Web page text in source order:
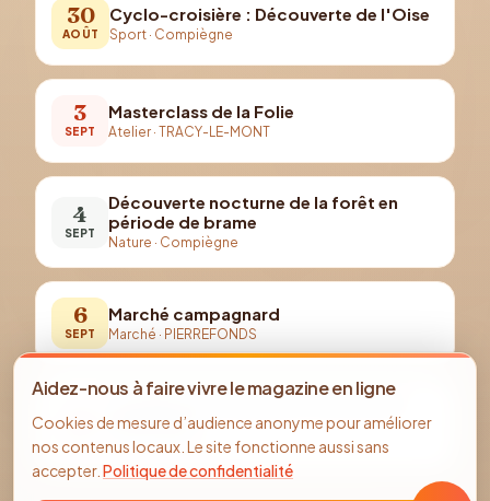
30
AOÛT
Cyclo-croisière : Découverte de l'Oise
Sport · Compiègne
3
SEPT
Masterclass de la Folie
Atelier · TRACY-LE-MONT
4
SEPT
Découverte nocturne de la forêt en
période de brame
Nature · Compiègne
6
SEPT
Marché campagnard
Marché · PIERREFONDS
19
Journées du Patrimoine | Sucrerie de
Francières
Visite·Francières
Aidez-nous à faire vivre le magazine en ligne
Cookies de mesure d’audience anonyme pour améliorer
nos contenus locaux. Le site fonctionne aussi sans
accepter. Politique de confidentialité